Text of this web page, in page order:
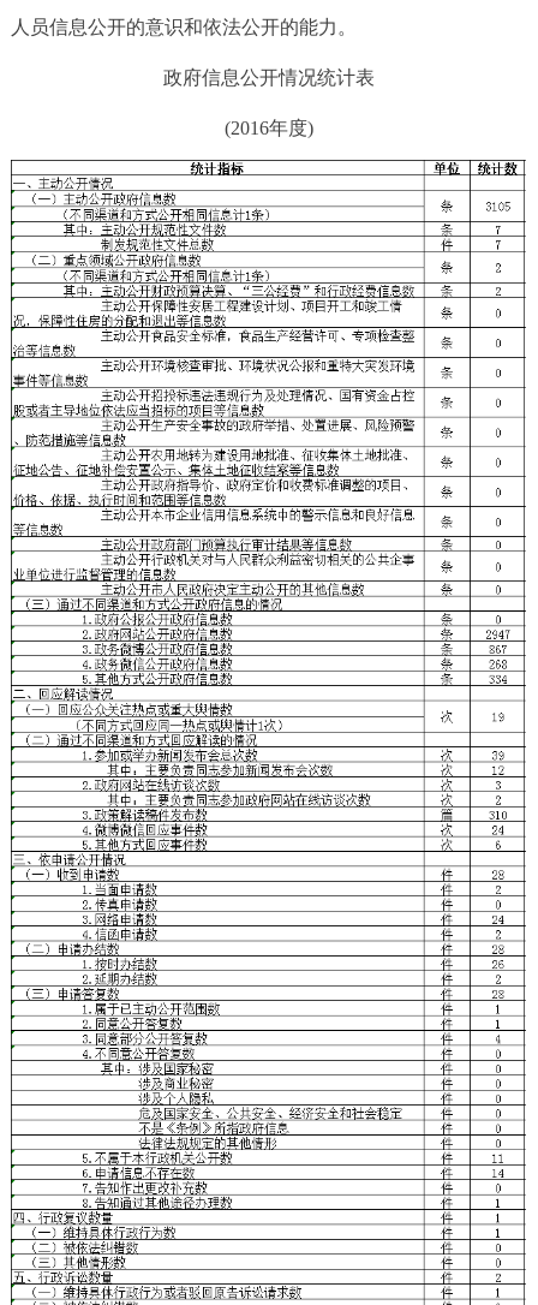
人员信息公开的意识和依法公开的能力。
政府信息公开情况统计表
(2016年度)